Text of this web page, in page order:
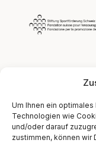
Um Ihnen ein
Technologien wie
und/oder darauf
zustimmen, können wir